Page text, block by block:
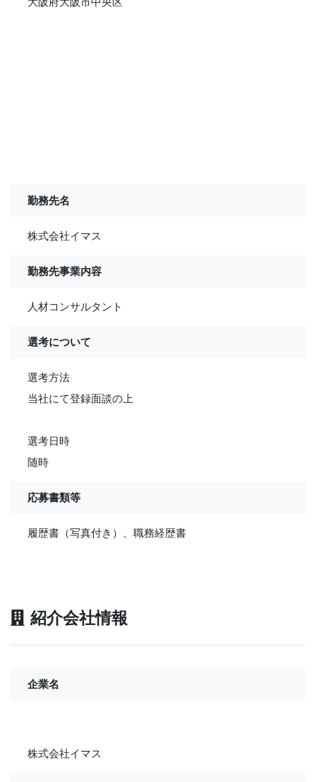
勤務先名
株式会社イマス
勤務先事業内容
人材コンサルタント
選考について
選考方法
当社にて登録面談の上
選考日時
随時
応募書類等
履歴書（写真付き）、職務経歴書
紹介会社情報
企業名
株式会社イマス